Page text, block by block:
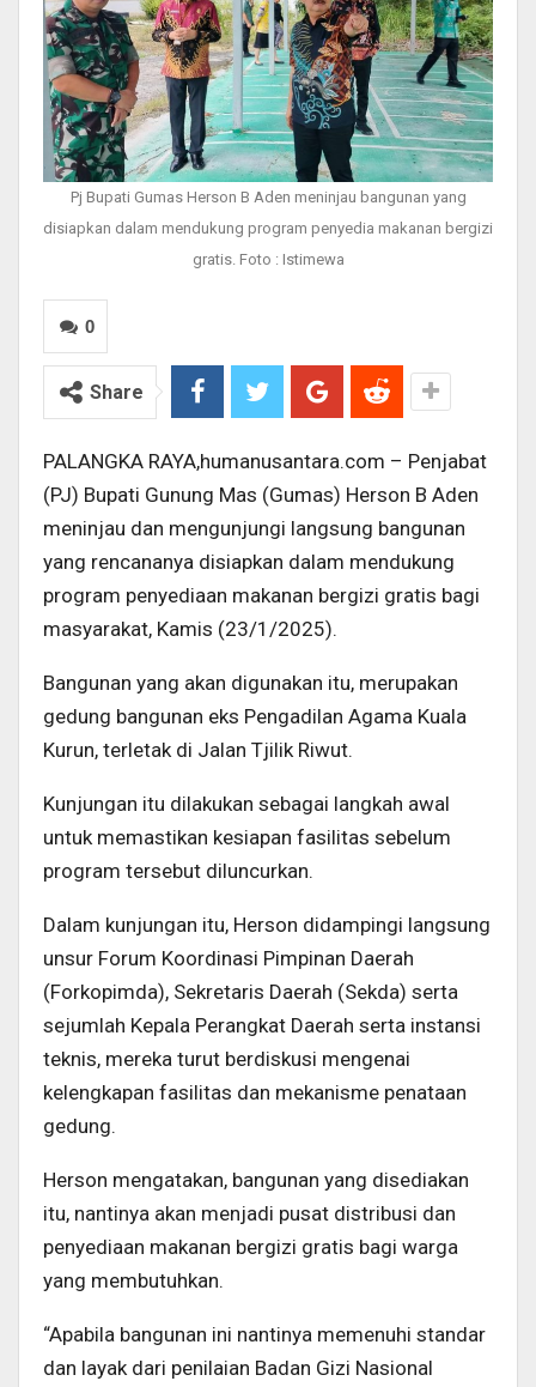
Pj Bupati Gumas Herson B Aden meninjau bangunan yang
disiapkan dalam mendukung program penyedia makanan bergizi
gratis. Foto : Istimewa
0
Share
PALANGKA RAYA,humanusantara.com – Penjabat
(PJ) Bupati Gunung Mas (Gumas) Herson B Aden
meninjau dan mengunjungi langsung bangunan
yang rencananya disiapkan dalam mendukung
program penyediaan makanan bergizi gratis bagi
masyarakat, Kamis (23/1/2025).
Bangunan yang akan digunakan itu, merupakan
gedung bangunan eks Pengadilan Agama Kuala
Kurun, terletak di Jalan Tjilik Riwut.
Kunjungan itu dilakukan sebagai langkah awal
untuk memastikan kesiapan fasilitas sebelum
program tersebut diluncurkan.
Dalam kunjungan itu, Herson didampingi langsung
unsur Forum Koordinasi Pimpinan Daerah
(Forkopimda), Sekretaris Daerah (Sekda) serta
sejumlah Kepala Perangkat Daerah serta instansi
teknis, mereka turut berdiskusi mengenai
kelengkapan fasilitas dan mekanisme penataan
gedung.
Herson mengatakan, bangunan yang disediakan
itu, nantinya akan menjadi pusat distribusi dan
penyediaan makanan bergizi gratis bagi warga
yang membutuhkan.
“Apabila bangunan ini nantinya memenuhi standar
dan layak dari penilaian Badan Gizi Nasional